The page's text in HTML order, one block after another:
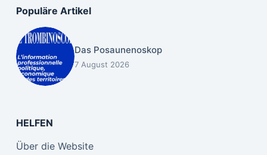
Populäre Artikel
Das Posaunenoskop
7 August 2026
HELFEN
Über die Website